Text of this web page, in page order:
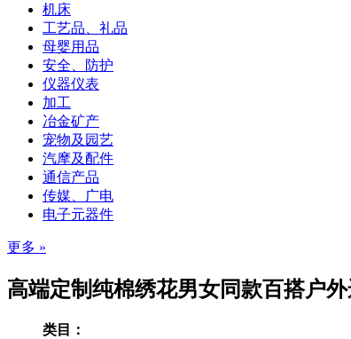
机床
工艺品、礼品
母婴用品
安全、防护
仪器仪表
加工
冶金矿产
宠物及园艺
汽摩及配件
通信产品
传媒、广电
电子元器件
更多 »
高端定制纯棉绣花男女同款百搭户
类目：